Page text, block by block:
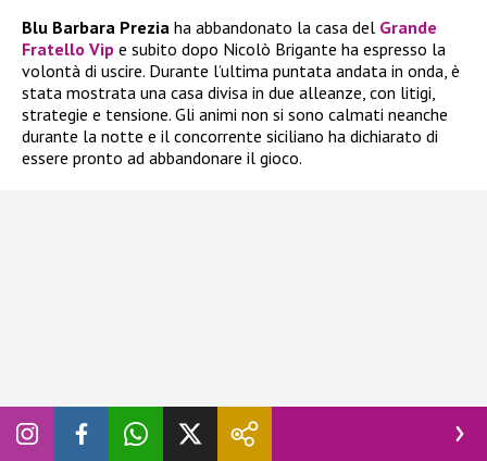
Blu Barbara Prezia ha abbandonato la casa del Grande
Fratello Vip e subito dopo Nicolò Brigante ha espresso la
volontà di uscire. Durante l’ultima puntata andata in onda, è
stata mostrata una casa divisa in due alleanze, con litigi,
strategie e tensione. Gli animi non si sono calmati neanche
durante la notte e il concorrente siciliano ha dichiarato di
essere pronto ad abbandonare il gioco.